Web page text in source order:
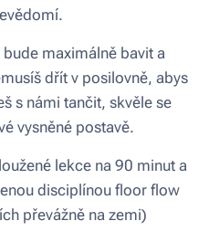
maximálně bavit a
dřít v posilovně, abys
s námi tančit, skvěle se
vysněné postavě.
lekce na 90 minut a
disciplínou floor flow
převážně na zemi)